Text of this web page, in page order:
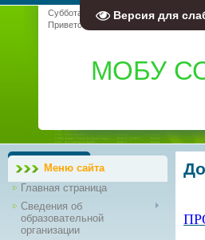
Версия для
Суббота, 08.08.2026, 14:16
Приветствую Вас
Гость RSS
МОБУ
Меню сайта
Главная страница
Сведения об
образовательной
организации